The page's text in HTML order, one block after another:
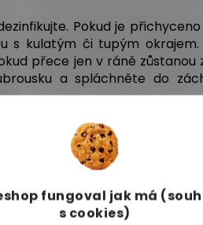
fungoval jak má
s cookies)
Pokud je
s kulatým či tupým
přece jen v ráně
a spláchněte do
Jen protože jsou zvířata
způsob - silnější tah s
nejlépe